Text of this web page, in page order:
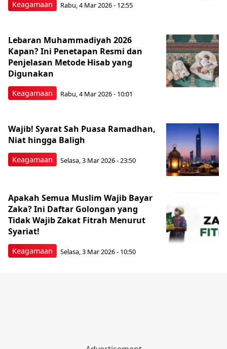
Keagamaan Rabu, 4 Mar 2026 - 12:55
Keagamaan
Lebaran Muhammadiyah 2026
Kapan? Ini Penetapan Resmi dan
Penjelasan Metode Hisab yang
Digunakan
Rabu, 4 Mar 2026 - 10:01
Keagamaan
Wajib! Syarat Sah Puasa Ramadhan,
Niat hingga Baligh
Selasa, 3 Mar 2026 - 23:50
Keagamaan
Apakah Semua Muslim Wajib Bayar
Zaka? Ini Daftar Golongan yang
Tidak Wajib Zakat Fitrah Menurut
Syariat!
Selasa, 3 Mar 2026 - 10:50